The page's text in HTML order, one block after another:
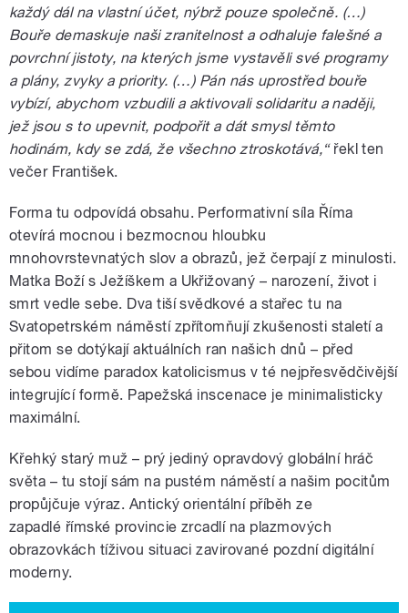
každý dál na vlastní účet, nýbrž pouze společně. (…)
Bouře demaskuje naši zranitelnost a odhaluje falešné a
povrchní jistoty, na kterých jsme vystavěli své programy
a plány, zvyky a priority. (…) Pán nás uprostřed bouře
vybízí, abychom vzbudili a aktivovali solidaritu a naději,
jež jsou s to upevnit, podpořit a dát smysl těmto
hodinám, kdy se zdá, že všechno ztroskotává,“řekl ten
večer František.
Forma tu odpovídá obsahu. Performativní síla Říma
otevírá mocnou i bezmocnou hloubku
mnohovrstevnatých slov a obrazů, jež čerpají z minulosti.
Matka Boží s Ježíškem a Ukřižovaný – narození, život i
smrt vedle sebe. Dva tiší svědkové a stařec tu na
Svatopetrském náměstí zpřítomňují zkušenosti staletí a
přitom se dotýkají aktuálních ran našich dnů – před
sebou vidíme paradox katolicismus v té nejpřesvědčivější
integrující formě. Papežská inscenace je minimalisticky
maximální.
Křehký starý muž – prý jediný opravdový globální hráč
světa – tu stojí sám na pustém náměstí a našim pocitům
propůjčuje výraz. Antický orientální příběh ze
zapadlé římské provincie zrcadlí na plazmových
obrazovkách tíživou situaci zavirované pozdní digitální
moderny.